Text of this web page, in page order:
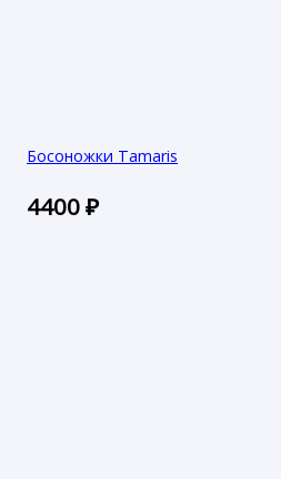
Босоножки Tamaris
4400₽